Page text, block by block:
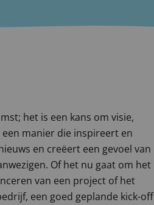
het is een kans om visie,
manier die inspireert en
en creëert een gevoel van
Of het nu gaat om het
van een project of het
een goed geplande kick-off